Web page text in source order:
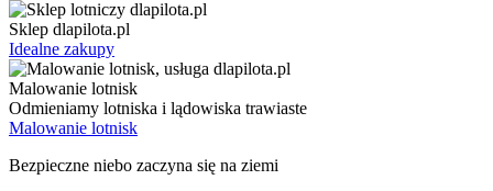
Sklep dlapilota.pl
Idealne zakupy
Malowanie lotnisk
Odmieniamy lotniska i lądowiska trawiaste
Malowanie lotnisk
Bezpieczne niebo zaczyna się na ziemi